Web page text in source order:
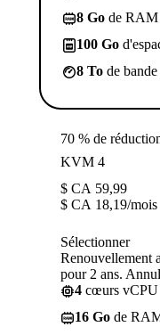
8 Go de RAM
100 Go
8 To de bande
70 % de
KVM 4
$ CA 59,99
$ CA 18,19/mois
Sélectionner
Renouvellement
pour 2 ans.
4 cœurs vCPU
16 Go de